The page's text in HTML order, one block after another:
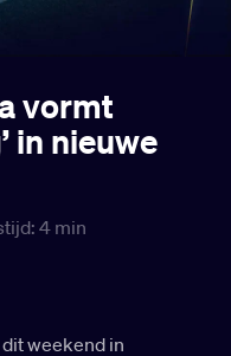
vormt
in nieuwe
4 min
weekend in